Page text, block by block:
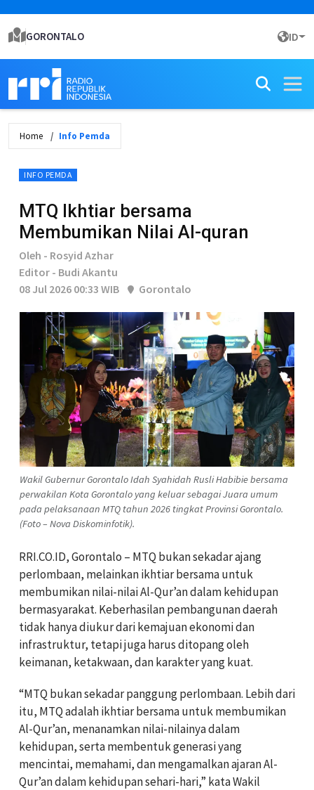
GORONTALO ID
Home Info Pemda
INFO PEMDA
MTQ Ikhtiar bersama
Membumikan Nilai Al-quran
Oleh - Rosyid Azhar
Editor - Budi Akantu
08 Jul 2026 00:33 WIB
Gorontalo
Wakil Gubernur Gorontalo Idah Syahidah Rusli Habibie bersama
perwakilan Kota Gorontalo yang keluar sebagai Juara umum
pada pelaksanaan MTQ tahun 2026 tingkat Provinsi Gorontalo.
(Foto – Nova Diskominfotik).
RRI.CO.ID, Gorontalo – MTQ bukan sekadar ajang
perlombaan, melainkan ikhtiar bersama untuk
membumikan nilai-nilai Al-Qur’an dalam kehidupan
bermasyarakat. Keberhasilan pembangunan daerah
tidak hanya diukur dari kemajuan ekonomi dan
infrastruktur, tetapi juga harus ditopang oleh
keimanan, ketakwaan, dan karakter yang kuat.
“MTQ bukan sekadar panggung perlombaan. Lebih dari
itu, MTQ adalah ikhtiar bersama untuk membumikan
Al-Qur’an, menanamkan nilai-nilainya dalam
kehidupan, serta membentuk generasi yang
mencintai, memahami, dan mengamalkan ajaran Al-
Qur’an dalam kehidupan sehari-hari,” kata Wakil